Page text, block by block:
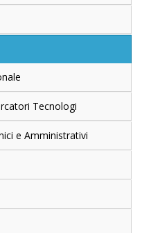
Tecnologi
e Amministrativi